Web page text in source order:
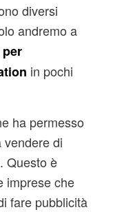
diversi
andremo a
in pochi
ha permesso
di
Questo è
imprese che
fare pubblicità